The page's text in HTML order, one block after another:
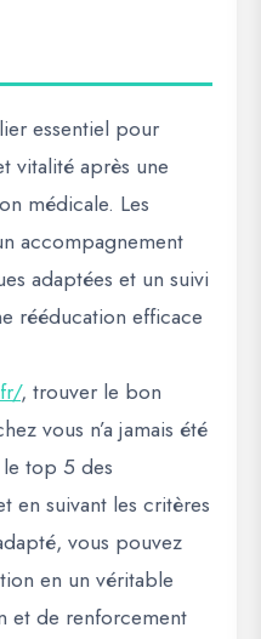
essentiel pour
vitalité après une
médicale. Les
accompagnement
adaptées et un suivi
rééducation efficace
, trouver le bon
vous n’a jamais été
top 5 des
en suivant les critères
vous pouvez
en un véritable
et de renforcement